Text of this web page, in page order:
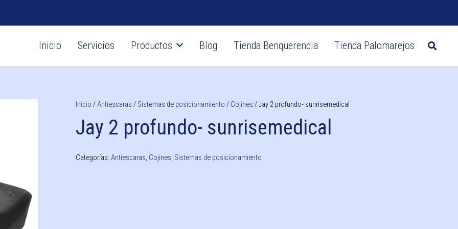
Inicio Servicios Productos Blog Tienda Benquerencia Tienda Palomarejos
Inicio /Antiescaras / Sistemas de posicionamiento / Cojines / Jay 2 profundo- sunrisemedical
Jay 2 profundo- sunrisemedical
Categorías:Antiescaras, Cojines, Sistemas de posicionamiento